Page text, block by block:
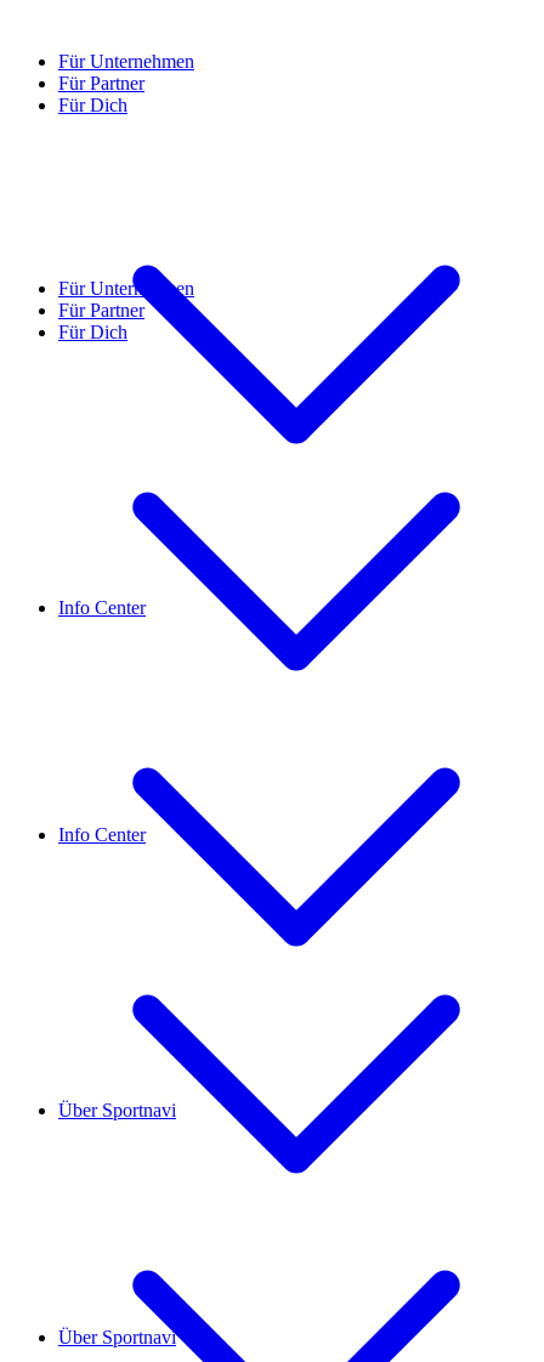
Für Unternehmen
Für Partner
Für Dich
Info Center
Über Sportnavi
Für Unternehmen
Für Partner
Für Dich
Info Center
Über Sportnavi